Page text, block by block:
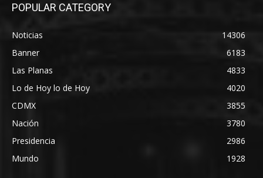
POPULAR CATEGORY
Noticias
14306
Banner
6183
Las Planas
4833
Lo de Hoy lo de Hoy
4020
CDMX
3855
Nación
3780
Presidencia
2986
Mundo
1928